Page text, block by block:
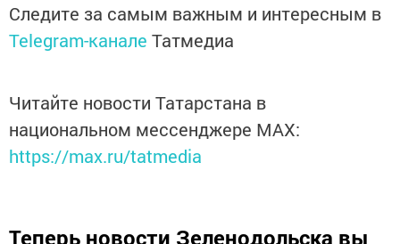
Следите за самым важным и интересным в
Telegram-канале Татмедиа
Читайте новости Татарстана в
национальном мессенджере MАХ:
https://max.ru/tatmedia
Теперь новости Зеленодольска вы